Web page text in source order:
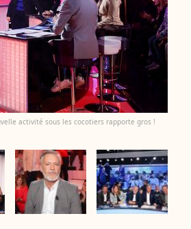
activité sous les cocotiers rapporte gros !